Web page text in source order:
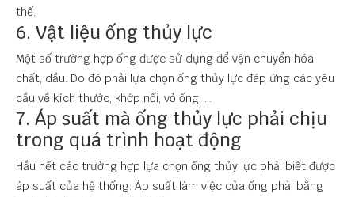
thế.
6. Vật liệu ống thủy lực
Một số trường hợp ống được sử dụng để vận chuyển hóa
chất, dầu. Do đó phải lựa chọn ống thủy lực đáp ứng các yêu
cầu về kích thước, khớp nối, vỏ ống, ...
7. Áp suất mà ống thủy lực phải chịu
trong quá trình hoạt động
Hầu hết các trường hợp lựa chọn ống thủy lực phải biết được
áp suất của hệ thống. Áp suất làm việc của ống phải bằng